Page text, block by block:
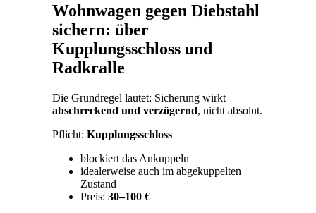
Wohnwagen gegen Diebstahl
sichern: über
Kupplungsschloss und
Radkralle
Die Grundregel lautet: Sicherung wirkt
abschreckend und verzögernd, nicht absolut.
Pflicht:Kupplungsschloss
blockiert das Ankuppeln
idealerweise auch im abgekuppelten
Zustand
Preis:30–100 €